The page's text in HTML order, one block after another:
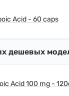
Acid - 60 caps
дешевых
Acid 100 mg -